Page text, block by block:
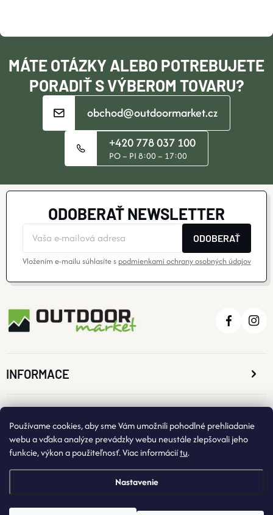
Používame cookies, aby sme Vám umožnili pohodlné prehliadanie
webu a vďaka analýze prevádzky webu neustále zlepšovali jeho
funkcie, výkon a použiteľnosť. Viac informáciítu.
Nastavenie
T
MÁTE OTÁZKY ALEBO POTREBUJETE
PORADIŤ S VÝBEROM TOVARU?
obchod@outdoormarket.cz
+420 778 037 100
PO – PI 8:00 – 17:00
ODOBERAŤ NEWSLETTER
ODOBERAŤ
Vložením e-mailu súhlasíte s podmienkami ochrany osobných údajov
INFORMACE
KONTAKTNÉ ÚDAJE